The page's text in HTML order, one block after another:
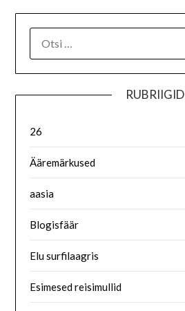
RUBRIIGID
26
Ääremärkused
aasia
Blogisfäär
Elu surfilaagris
Esimesed reisimullid